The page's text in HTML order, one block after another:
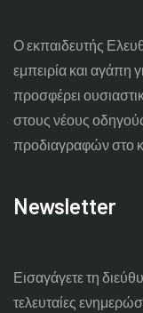
Ο εκπαιδευτής
εμπειρία και αγάπη
προσφέρει
στους νέους
προδιαγραφών στο
Newsletter
Εισαγάγετε τη
τελευταίες